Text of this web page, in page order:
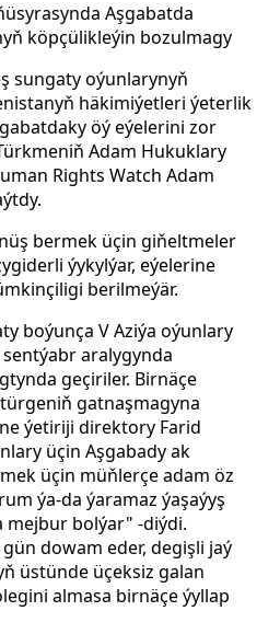
Aşgabatda
köpçülikleýin bozulmagy
sungaty oýunlarynyň
häkimiýetleri ýeterlik
öý eýelerini zor
Adam Hukuklary
Rights Watch Adam
bermek üçin giňeltmeler
ýykylýar, eýelerine
berilmeýär.
boýunça V Aziýa oýunlary
aralygynda
geçiriler. Birnäçe
gatnaşmagyna
ýetiriji direktory Farid
üçin Aşgabady ak
üçin müňlerçe adam öz
ýa-da ýaramaz ýaşaýyş
bolýar" -diýdi.
dowam eder, degişli jaý
üstünde üçeksiz galan
almasa birnäçe ýyllap